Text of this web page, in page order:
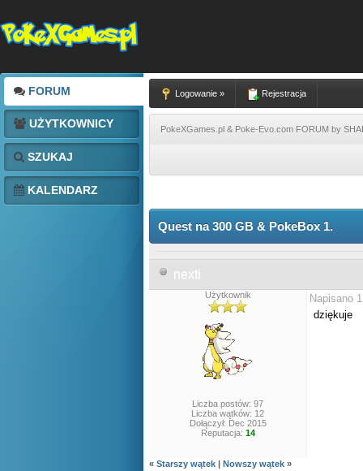
FORUM
UŻYTKOWNICY
SZUKAJ
KALENDARZ
Logowanie » Rejestracja
PokeXGames.pl & Poke-Evo.com FORUM by
Quest na 300 GB & PokeBox 1.
nexti
Użytkownik
Liczba postów: 97
Liczba wątków: 12
Dołączył: Dec 2015
Reputacja: 14
Napisano
dziękuje
« Starszy wątek | Nowszy wątek »